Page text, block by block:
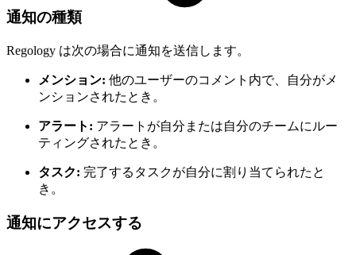
通知の種類
Regology は次の場合に通知を送信します。
メンション: 他のユーザーのコメント内で、自分がメ
ンションされたとき。
アラート: アラートが自分または自分のチームにルー
ティングされたとき。
タスク: 完了するタスクが自分に割り当てられたと
き。
通知にアクセスする